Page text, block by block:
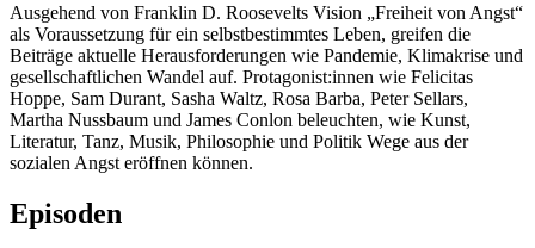
Ausgehend von Franklin D. Roosevelts Vision „Freiheit von Angst“
als Voraussetzung für ein selbstbestimmtes Leben, greifen die
Beiträge aktuelle Herausforderungen wie Pandemie, Klimakrise und
gesellschaftlichen Wandel auf. Protagonist:innen wie Felicitas
Hoppe, Sam Durant, Sasha Waltz, Rosa Barba, Peter Sellars,
Martha Nussbaum und James Conlon beleuchten, wie Kunst,
Literatur, Tanz, Musik, Philosophie und Politik Wege aus der
sozialen Angst eröffnen können.
Episoden